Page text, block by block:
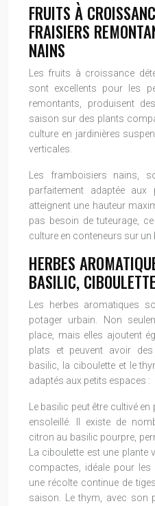
FRUITS À
FRAISIERS
NAINS
Les fruits à croissance
sont excellents pour les
remontants, produisent
saison sur des plants
culture en jardinières
verticales.
Les framboisiers nains,
parfaitement adaptée aux
atteignent une hauteur
pas besoin de tuteurage,
culture en conteneurs sur un
HERBES
BASILIC,
Les herbes aromatiques
potager urbain. Non
place, mais elles ajoutent
plats et peuvent avoir
basilic, la ciboulette et le
adaptés aux petits espaces :
Le basilic peut être cultivé
ensoleillé. Il existe de
citron au basilic pourpre,
La ciboulette est une
compactes, idéale pour
une récolte continue de
saison. Le thym, avec son